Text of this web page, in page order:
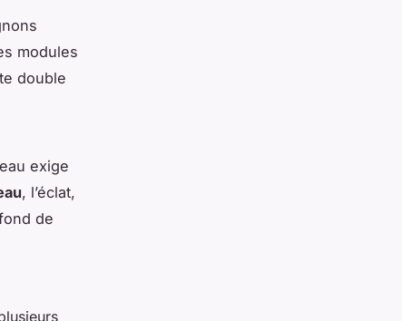
modules
double
exige
, l’éclat,
de